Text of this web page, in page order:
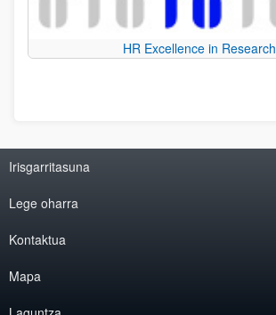
HR Excellence in Research
Irisgarritasuna
Lege oharra
Kontaktua
Mapa